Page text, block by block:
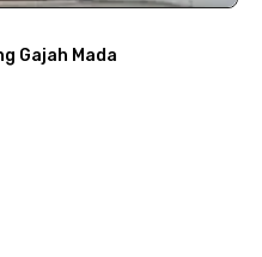
Gajah Mada